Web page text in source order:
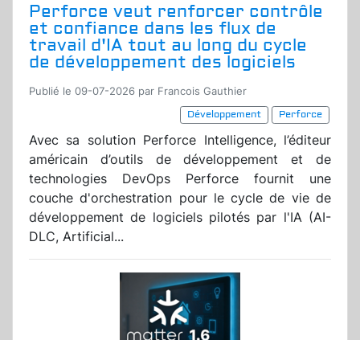
Perforce veut renforcer contrôle
et confiance dans les flux de
travail d'IA tout au long du cycle
de développement des logiciels
Publié le 09-07-2026 par Francois Gauthier
Développement
Perforce
Avec sa solution Perforce Intelligence, l’éditeur
américain d’outils de développement et de
technologies DevOps Perforce fournit une
couche d'orchestration pour le cycle de vie de
développement de logiciels pilotés par l'IA (AI-
DLC, Artificial...